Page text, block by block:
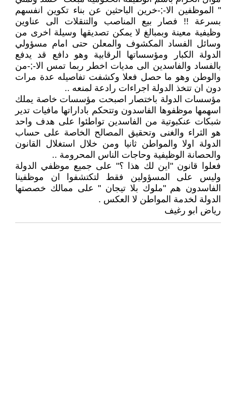
" الموظفين اﻻ-;-خرين الباحثين عن بناء تكوين انفسهم
بسرعة !! فصار بيع المناصب والتنقلات الى عناوين
وظيفية معينة وبمبالغ لا يمكن تصديقها وسيلة اخرى من
وسائل الفساد المكشوف والمعلن حتى امام مسؤولي
الدولة الكبار ومؤسساتها الرقابية وهو دافع قد يدفع
بالفساد والفاسدين الى مديات اخطر ربما تمس اﻻ-;-من
والوطن وهو ما حصل فعلا وكشفت تفاصيله عدة مرات
دون ان تتخذ الدولة اجراءات رادعة لمنعه ..
مؤسسات الدولة باختصار اصبحت مؤسسات خاصة يملك
اسهمها موظفوها الفاسدون وتتحكم باداراتها مافيات تدير
شبكات عنكبوتية من الفاسدين تواطئوا على هدف واحد
هو الثراء والغنى وتحقيق المصالح الخاصة على حساب
الدولة اولا والمواطن ثانيا ومن خلال استغلال القانون
والحصانة الوظيفية وحاجات الناس المحرومة ..
فعلوا قانون "اين لك هذا ؟" على جميع موظفي الدولة
وليس على المسؤولين فقط لتكتشفوا ان موظفينا
الفاسدون هم "ملوك بلا تيجان " على ممالك خصصتها
الدولة لخدمة المواطن لا العكس .
رياض ابو رغيف